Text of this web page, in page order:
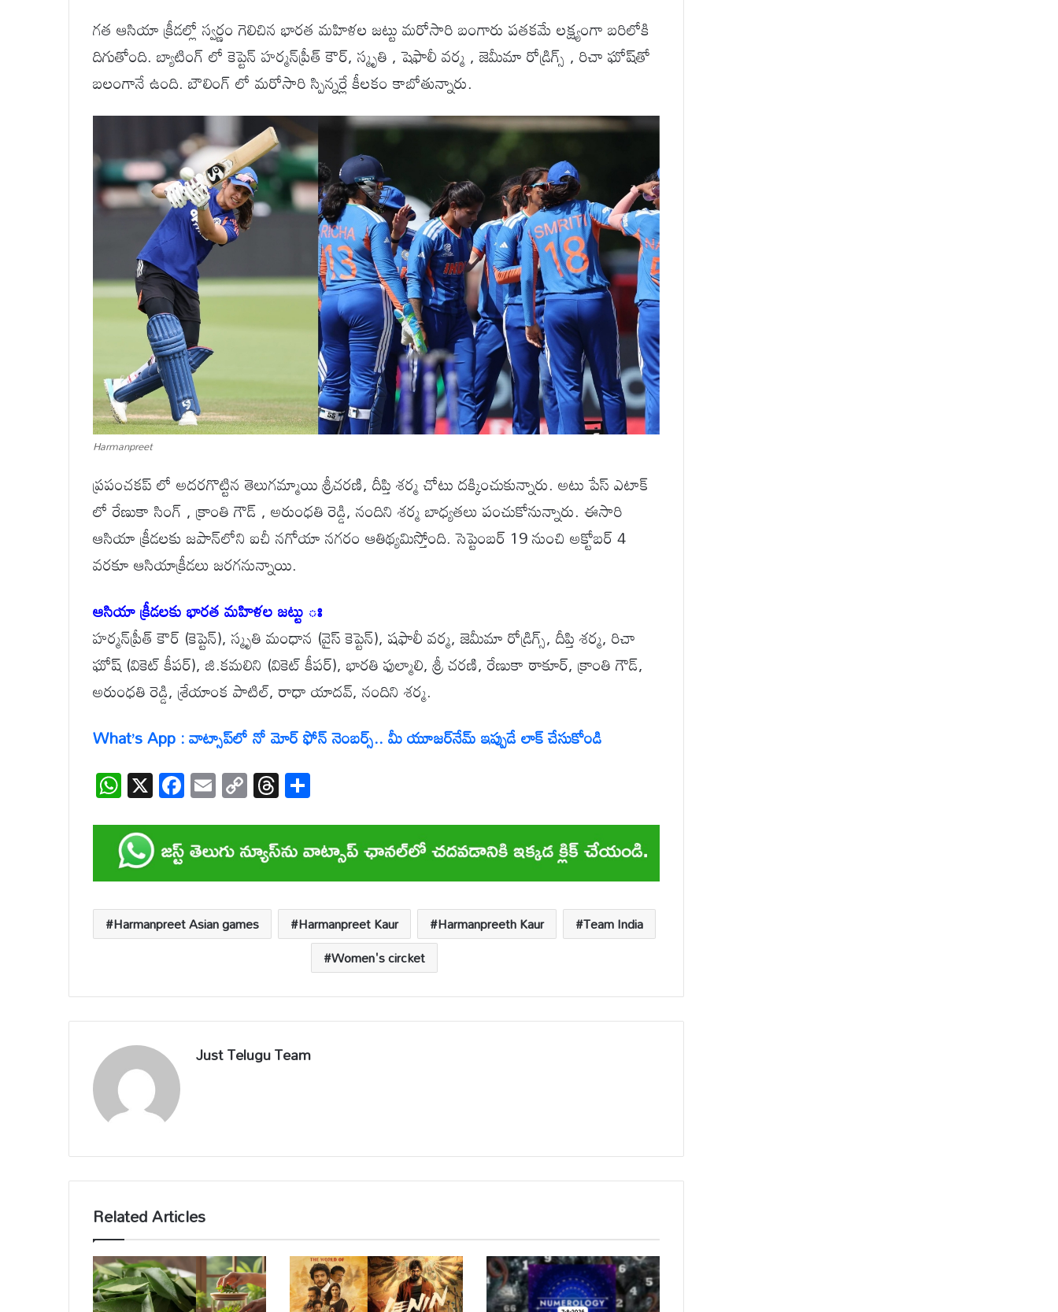
గత ఆసియా క్రీడల్లో స్వర్ణం గెలిచిన భారత మహిళల జట్టు మరోసారి బంగారు పతకమే లక్ష్యంగా బరిలోకి
దిగుతోంది. బ్యాటింగ్ లో కెప్టెన్ హర్మన్‌ప్రీత్ కౌర్, స్మృతి , షెఫాలీ వర్మ , జెమీమా రోడ్రిగ్స్ , రిచా ఘోష్‌తో
బలంగానే ఉంది. బౌలింగ్ లో మరోసారి స్పిన్నర్లే కీలకం కాబోతున్నారు.
Harmanpreet
ప్రపంచకప్ లో అదరగొట్టిన తెలుగమ్మాయి శ్రీచరణి, దీప్తి శర్మ చోటు దక్కించుకున్నారు. అటు పేస్ ఎటాక్
లో రేణుకా సింగ్ , క్రాంతి గౌడ్ , అరుంధతి రెడ్డి, నందిని శర్మ బాధ్యతలు పంచుకోనున్నారు. ఈసారి
ఆసియా క్రీడలకు జపాన్‌లోని ఐచీ నగోయా నగరం ఆతిథ్యమిస్తోంది. సెప్టెంబర్ 19 నుంచి అక్టోబర్ 4
వరకూ ఆసియాక్రీడలు జరగనున్నాయి.
ఆసియా క్రీడలకు భారత మహిళల జట్టు ః
హర్మన్‌ప్రీత్ కౌర్ (కెప్టెన్), స్మృతి మంధాన (వైస్ కెప్టెన్), షఫాలీ వర్మ, జెమీమా రోడ్రిగ్స్, దీప్తి శర్మ, రిచా
ఘోష్ (వికెట్ కీపర్), జి.కమలిని (వికెట్ కీపర్), భారతి ఫుల్మాలి, శ్రీ చరణి, రేణుకా ఠాకూర్, క్రాంతి గౌడ్,
అరుంధతి రెడ్డి, శ్రేయాంక పాటిల్, రాధా యాదవ్, నందిని శర్మ.
What’s App : వాట్సాప్‌లో నో మోర్ ఫోన్ నెంబర్స్.. మీ యూజర్‌నేమ్ ఇప్పుడే లాక్ చేసుకోండి
W
h
at
s
A
p
p
X F
ac
e
b
o
o
k
E
m
ail
C
o
p
y
Li
n
k
T
hr
e
a
d
s
ar
e
Harmanpreet Asian games Harmanpreet Kaur Harmanpreeth Kaur
Team India
Women's circket
Just Telugu Team
Related Articles